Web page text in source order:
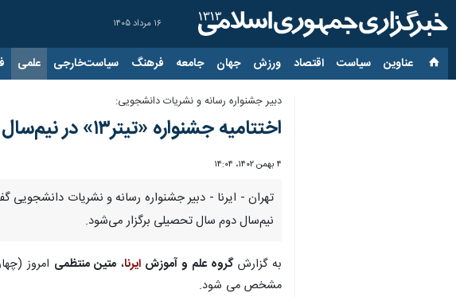
۱۶ مرداد ۱۴۰۵
عناوین‌ سیاست اقتصاد ورزش جهان جامعه فرهنگ سیاست‌خارجی علمی
دبیر جشنواره رسانه و نشریات دانشجویی:
اختتامیه جشنواره «تیتر۱۳» در نیم‌سال دوم سال تحصیلی برگزار می‌شود
۴ بهمن ۱۴۰۲، ۱۴:۰۴
نیم‌سال دوم سال تحصیلی برگزار می‌شود.
به گزارشگروه علم و آموزش ایرنا،‌ متین منتظمی امروز
مشخص می شود.